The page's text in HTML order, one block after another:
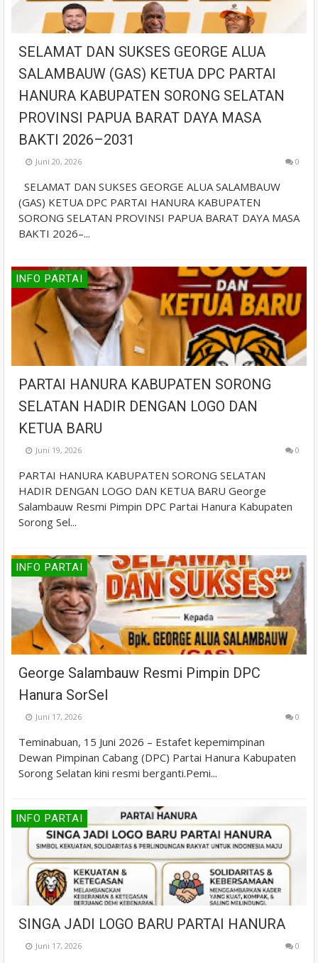
SELAMAT DAN SUKSES GEORGE ALUA
SALAMBAUW (GAS) KETUA DPC PARTAI
HANURA KABUPATEN SORONG SELATAN
PROVINSI PAPUA BARAT DAYA MASA
BAKTI 2026–2031
Juni 20, 2026 0
SELAMAT DAN SUKSES GEORGE ALUA SALAMBAUW
(GAS) KETUA DPC PARTAI HANURA KABUPATEN
SORONG SELATAN PROVINSI PAPUA BARAT DAYA MASA
BAKTI 2026–...
INFO PARTAI
PARTAI HANURA KABUPATEN SORONG
SELATAN HADIR DENGAN LOGO DAN
KETUA BARU
Juni 19, 2026 0
PARTAI HANURA KABUPATEN SORONG SELATAN
HADIR DENGAN LOGO DAN KETUA BARU George
Salambauw Resmi Pimpin DPC Partai Hanura Kabupaten
Sorong Sel...
INFO PARTAI
George Salambauw Resmi Pimpin DPC
Hanura SorSel
Juni 17, 2026 0
Teminabuan, 15 Juni 2026 – Estafet kepemimpinan
Dewan Pimpinan Cabang (DPC) Partai Hanura Kabupaten
Sorong Selatan kini resmi berganti.Pemi...
INFO PARTAI
SINGA JADI LOGO BARU PARTAI HANURA
Juni 17, 2026 0